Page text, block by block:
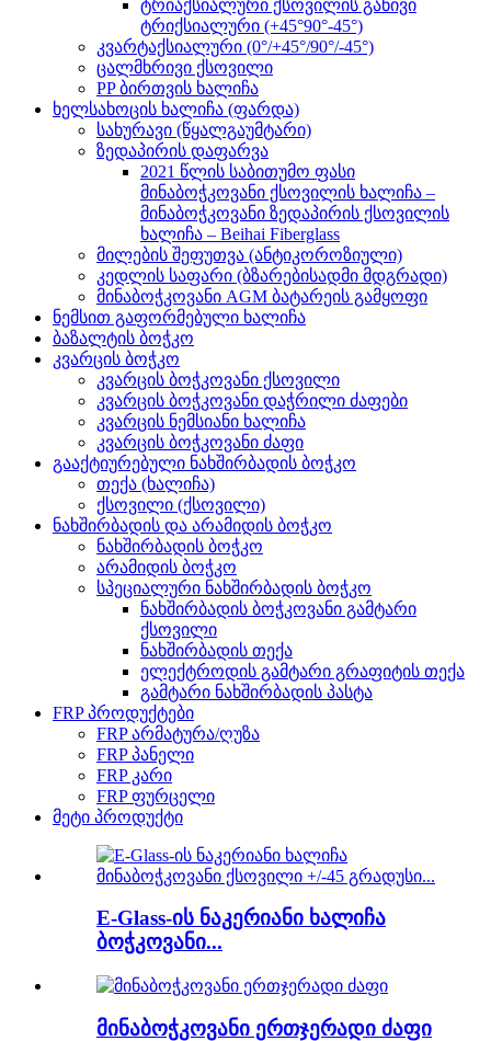
ტრიაქსიალური ქსოვილის განივი
ტრიქსიალური (+45°90°-45°)
კვარტაქსიალური (0°/+45°/90°/-45°)
ცალმხრივი ქსოვილი
PP ბირთვის ხალიჩა
ხელსახოცის ხალიჩა (ფარდა)
სახურავი (წყალგაუმტარი)
ზედაპირის დაფარვა
2021 წლის საბითუმო ფასი
მინაბოჭკოვანი ქსოვილის ხალიჩა –
მინაბოჭკოვანი ზედაპირის ქსოვილის
ხალიჩა – Beihai Fiberglass
მილების შეფუთვა (ანტიკოროზიული)
კედლის საფარი (ბზარებისადმი მდგრადი)
მინაბოჭკოვანი AGM ბატარეის გამყოფი
ნემსით გაფორმებული ხალიჩა
ბაზალტის ბოჭკო
კვარცის ბოჭკო
კვარცის ბოჭკოვანი ქსოვილი
კვარცის ბოჭკოვანი დაჭრილი ძაფები
კვარცის ნემსიანი ხალიჩა
კვარცის ბოჭკოვანი ძაფი
გააქტიურებული ნახშირბადის ბოჭკო
თექა (ხალიჩა)
ქსოვილი (ქსოვილი)
ნახშირბადის და არამიდის ბოჭკო
ნახშირბადის ბოჭკო
არამიდის ბოჭკო
სპეციალური ნახშირბადის ბოჭკო
ნახშირბადის ბოჭკოვანი გამტარი
ქსოვილი
ნახშირბადის თექა
ელექტროდის გამტარი გრაფიტის თექა
გამტარი ნახშირბადის პასტა
FRP პროდუქტები
FRP არმატურა/ღუზა
FRP პანელი
FRP კარი
FRP ფურცელი
მეტი პროდუქტი
E-Glass-ის ნაკერიანი ხალიჩა
ბოჭკოვანი...
მინაბოჭკოვანი ერთჯერადი ძაფი